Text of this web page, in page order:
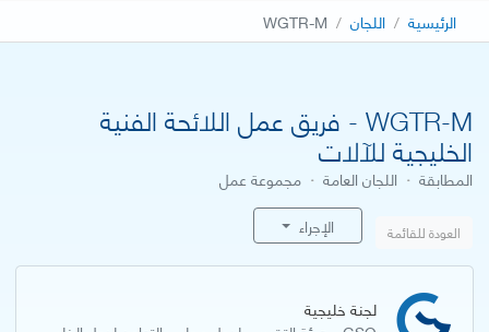
الرئيسية اللجان WGTR-M
WGTR-M - فريق عمل اللائحة الفنية
الخليجية للآلات
المطابقة · اللجان العامة · مجموعة عمل
العودة للقائمة الإجراء
لجنة خليجية